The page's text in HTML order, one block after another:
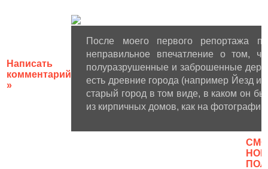
Написать
комментарий
»
После моего первого репортажа
неправильное впечатление о том,
полуразрушенные и заброшенные
есть древние города (например Йезд
старый город в том виде, в каком он
из кирпичных домов, как на